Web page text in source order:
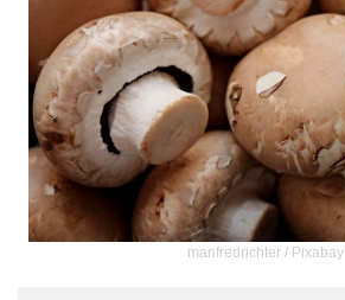
manfredrichter / Pixabay